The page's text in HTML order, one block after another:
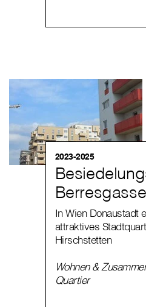
2023-2025
Berresgasse
In Wien Donaustadt
attraktives
Hirschstetten
Wohnen &
Quartier